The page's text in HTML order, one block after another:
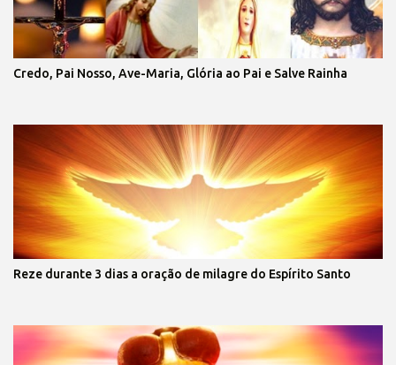
Credo, Pai Nosso, Ave-Maria, Glória ao Pai e Salve Rainha
Reze durante 3 dias a oração de milagre do Espírito Santo